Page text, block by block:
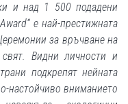
и над 1 500 подадени
е най-престижната
за връчване на
Видни личности и
подкрепят нейната
настойчиво вниманието